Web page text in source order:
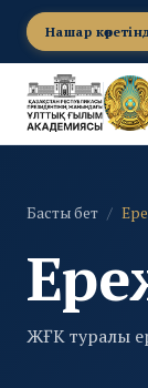
Нашар
Басты бет
ЖҒК туралы